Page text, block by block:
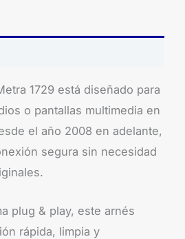
1729 está diseñado para
o pantallas multimedia en
el año 2008 en adelante,
segura sin necesidad
plug & play, este arnés
rápida, limpia y